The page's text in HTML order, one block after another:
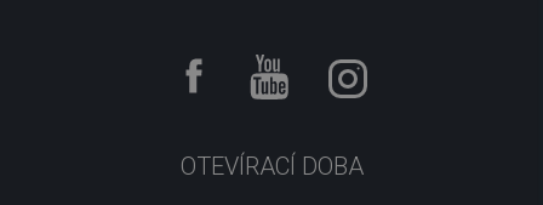
OTEVÍRACÍ DOBA